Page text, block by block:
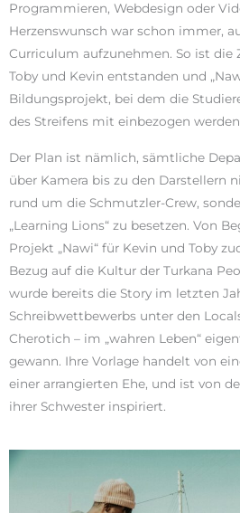
Programmieren, Webdesign oder
Herzenswunsch war schon immer,
Curriculum aufzunehmen. So ist
Toby und Kevin entstanden und
Bildungsprojekt, bei dem die
des Streifens mit einbezogen
Der Plan ist nämlich, sämtliche
über Kamera bis zu den Darstellern
rund um die Schmutzler-Crew,
„Learning Lions“ zu besetzen. Von
Projekt „Nawi“ für Kevin und Toby
Bezug auf die Kultur der Turkana
wurde bereits die Story im letzten
Schreibwettbewerbs unter den
Cherotich – im „wahren Leben“
gewann. Ihre Vorlage handelt von
einer arrangierten Ehe, und ist von
ihrer Schwester inspiriert.